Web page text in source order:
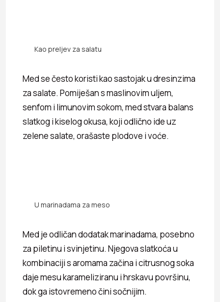
Kao preljev za salatu
Med se često koristi kao sastojak u dresinzima
za salate. Pomiješan s maslinovim uljem,
senfom i limunovim sokom, med stvara balans
slatkog i kiselog okusa, koji odlično ide uz
zelene salate, orašaste plodove i voće.
U marinadama za meso
Med je odličan dodatak marinadama, posebno
za piletinu i svinjetinu. Njegova slatkoća u
kombinaciji s aromama začina i citrusnog soka
daje mesu karameliziranu i hrskavu površinu,
dok ga istovremeno čini sočnijim.